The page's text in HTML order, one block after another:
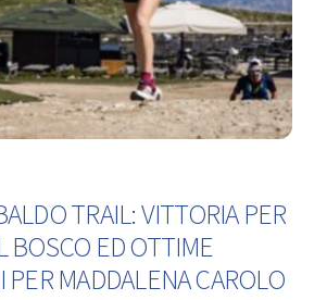
TRAIL: VITTORIA PER
BOSCO ED OTTIME
PER MADDALENA CAROLO